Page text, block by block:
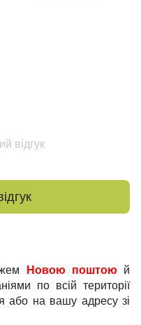
відгук
Новою поштою й
по всій території
або на вашу адресу зі